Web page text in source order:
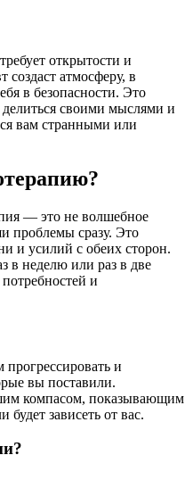
открытости и
создаст атмосферу, в
в безопасности. Это
своими мыслями и
вам странными или
— это не волшебное
проблемы сразу. Это
и усилий с обеих сторон.
в неделю или раз в две
и
прогрессировать и
вы поставили.
компасом, показывающим
зависеть от вас.